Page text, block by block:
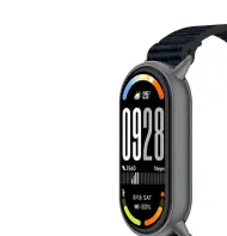
tech-Protect Xiaomi